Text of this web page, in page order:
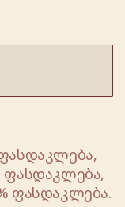
ფასდაკლება,
ფასდაკლება.